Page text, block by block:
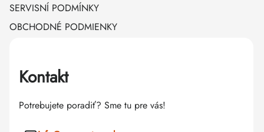
SERVISNÍ PODMÍNKY
OBCHODNÉ PODMIENKY
Kontakt
Potrebujete poradiť? Sme tu pre vás!